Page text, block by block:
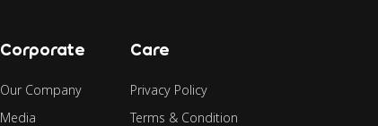
Corporate
Our Company
Media
Care
Privacy Policy
Terms & Condition